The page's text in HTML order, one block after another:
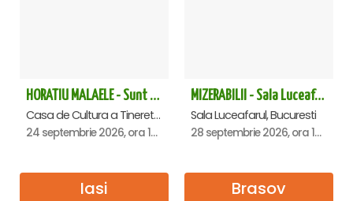
HORATIU MALAELE - Sunt un orb - Slatina
Casa de Cultura a Tineretului, Slatina
24 septembrie 2026, ora 19:00
MIZERABILII - Sala Luceafarul
Sala Luceafarul, Bucuresti
28 septembrie 2026, ora 19:00
Iasi Brasov